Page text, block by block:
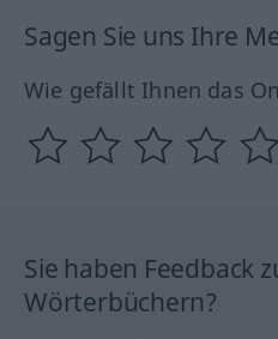
Sagen Sie uns Ihre
Wie gefällt Ihnen das
Sie haben Feedback
Wörterbüchern?